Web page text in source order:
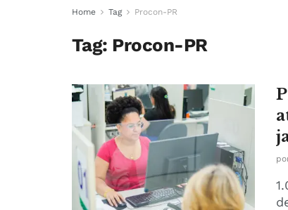
Home Tag Procon-PR
Tag: Procon-PR